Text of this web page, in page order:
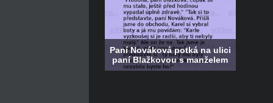
Paní Nováková potká na ulici
paní Blažkovou s manželem